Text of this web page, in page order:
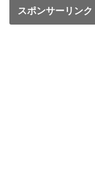
スポンサーリンク